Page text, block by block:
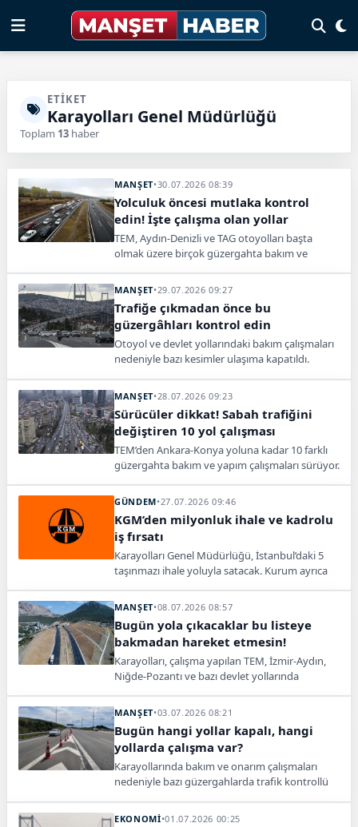
ETIKET
Karayolları Genel Müdürlüğü
Toplam 13 haber
MANŞET•30.07.2026 08:39
Yolculuk öncesi mutlaka kontrol
edin! İşte çalışma olan yollar
TEM, Aydın-Denizli ve TAG otoyolları başta
olmak üzere birçok güzergahta bakım ve
kontrollü sağlanıyor.
MANŞET•29.07.2026 09:27
Trafiğe çıkmadan önce bu
güzergâhları kontrol edin
Otoyol ve devlet yollarındaki bakım çalışmaları
nedeniyle bazı kesimler ulaşıma kapatıldı.
MANŞET•28.07.2026 09:23
Sürücüler dikkat! Sabah trafiğini
değiştiren 10 yol çalışması
TEM’den Ankara-Konya yoluna kadar 10 farklı
güzergahta bakım ve yapım çalışmaları sürüyor.
sağlanıyor.
GÜNDEM•27.07.2026 09:46
KGM’den milyonluk ihale ve kadrolu
iş fırsatı
Karayolları Genel Müdürlüğü, İstanbul’daki 5
taşınmazı ihale yoluyla satacak. Kurum ayrıca
MANŞET•08.07.2026 08:57
Bugün yola çıkacaklar bu listeye
bakmadan hareket etmesin!
Karayolları, çalışma yapılan TEM, İzmir-Aydın,
Niğde-Pozantı ve bazı devlet yollarında
MANŞET•03.07.2026 08:21
Bugün hangi yollar kapalı, hangi
yollarda çalışma var?
Karayollarında bakım ve onarım çalışmaları
nedeniyle bazı güzergahlarda trafik kontrollü
EKONOMİ•01.07.2026 00:25